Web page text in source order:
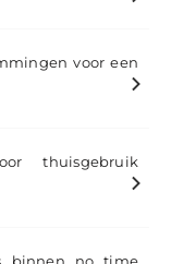
voor een
thuisgebruik